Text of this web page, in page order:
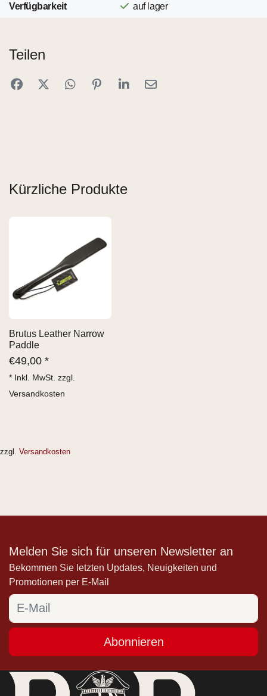
Verfügbarkeit auf lager
Teilen
Kürzliche Produkte
Brutus Leather Narrow
Paddle
€49,00 *
* Inkl. MwSt. zzgl.
Versandkosten
zzgl. Versandkosten
Melden Sie sich für unseren Newsletter an
Bekommen Sie letzten Updates, Neuigkeiten und
Promotionen per E-Mail
Abonnieren